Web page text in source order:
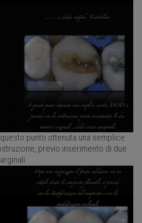
punto ottenuta una semplice
previo inserimento di due